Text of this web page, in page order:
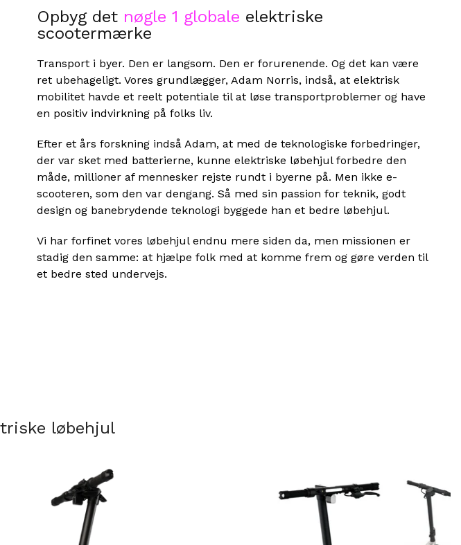
Opbyg det nøgle 1 globale elektriske
scootermærke
Transport i byer. Den er langsom. Den er forurenende. Og det kan være
ret ubehageligt. Vores grundlægger, Adam Norris, indså, at elektrisk
mobilitet havde et reelt potentiale til at løse transportproblemer og have
en positiv indvirkning på folks liv.
Efter et års forskning indså Adam, at med de teknologiske forbedringer,
der var sket med batterierne, kunne elektriske løbehjul forbedre den
måde, millioner af mennesker rejste rundt i byerne på. Men ikke e-
scooteren, som den var dengang. Så med sin passion for teknik, godt
design og banebrydende teknologi byggede han et bedre løbehjul.
Vi har forfinet vores løbehjul endnu mere siden da, men missionen er
stadig den samme: at hjælpe folk med at komme frem og gøre verden til
et bedre sted undervejs.
løbehjul